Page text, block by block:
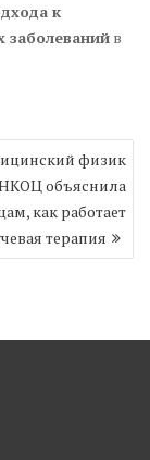
к
заболеваний в
физик
объяснила
как работает
терапия